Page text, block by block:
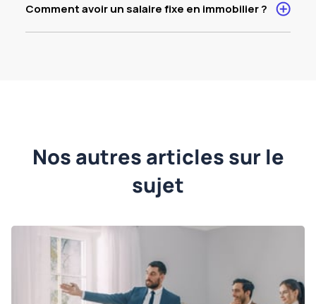
Comment avoir un salaire fixe en immobilier ?
Nos autres articles sur le
sujet